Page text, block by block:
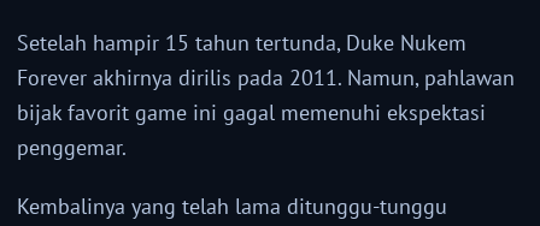
Setelah hampir 15 tahun tertunda, Duke Nukem
Forever akhirnya dirilis pada 2011. Namun, pahlawan
bijak favorit game ini gagal memenuhi ekspektasi
penggemar.
Kembalinya yang telah lama ditunggu-tunggu